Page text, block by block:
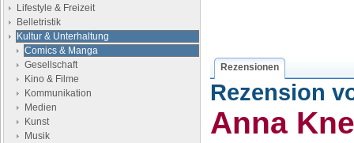
Lifestyle & Freizeit
Belletristik
Kultur & Unterhaltung
Comics & Manga
Gesellschaft
Kino & Filme
Kommunikation
Medien
Kunst
Musik
Rezensionen
Rezension
Anna